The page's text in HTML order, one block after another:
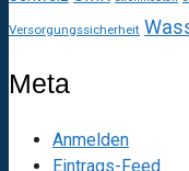
Versorgungssicherheit
Meta
Anmelden
Eintrags-Feed